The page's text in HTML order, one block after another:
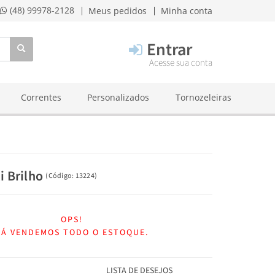
(48) 99978-2128 Meus pedidos Minha conta
Entrar
Acesse sua conta
Correntes Personalizados Tornozeleiras
Brilho (Código: 13224)
OPS!
VENDEMOS TODO O ESTOQUE.
LISTA DE DESEJOS